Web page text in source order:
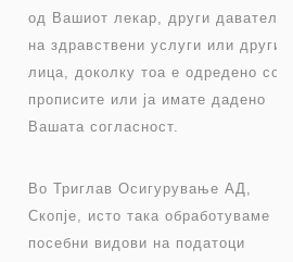
од Вашиот лекар, други даватели
на здравствени услуги или други
лица, доколку тоа е одредено со
прописите или ја имате дадено
Вашата согласност.
Во Триглав Осигурување АД,
Скопје, исто така обработуваме
посебни видови на податоци